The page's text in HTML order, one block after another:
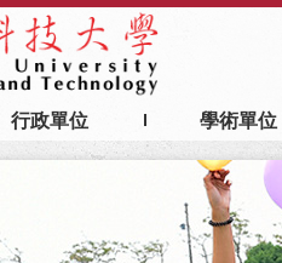
行政單位 學術單位